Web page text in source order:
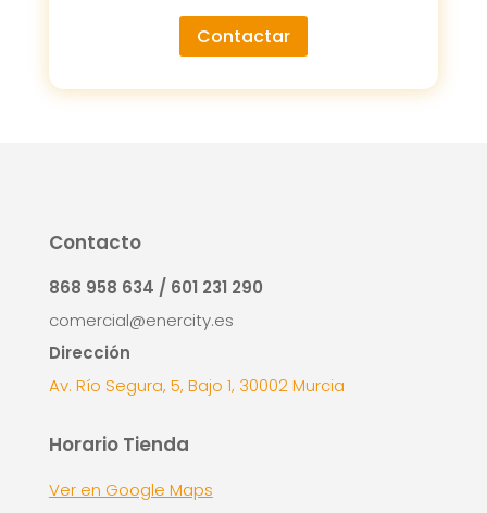
Contactar
Contacto
868 958 634 / 601 231 290
comercial@enercity.es
Dirección
Av. Río Segura, 5, Bajo 1, 30002 Murcia
Horario Tienda
Ver en Google Maps